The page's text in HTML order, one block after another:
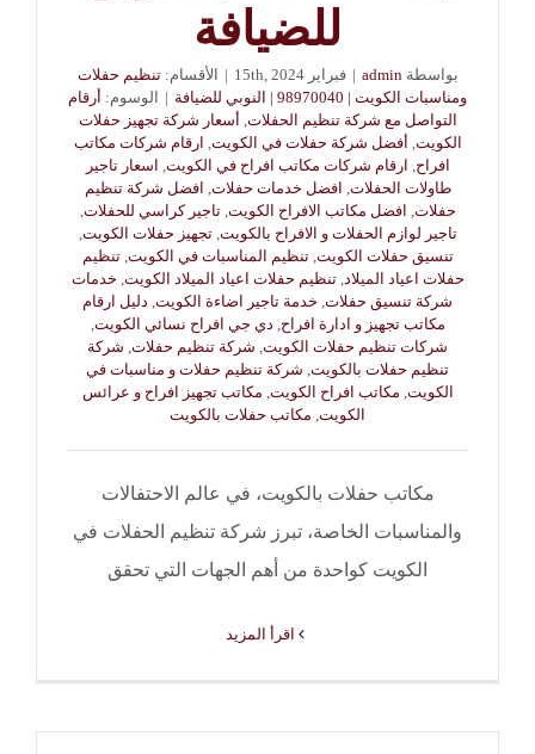
للضيافة
بواسطةadmin
| فبراير 15th, 2024 | الأقسام:تنظيم حفلات
ومناسبات الكويت | 98970040 | النوبي للضيافة
| الوسوم: أرقام
التواصل مع شركة تنظيم الحفلات, أسعار شركة تجهيز حفلات
الكويت, أفضل شركة حفلات في الكويت, ارقام شركات مكاتب
افراح, ارقام شركات مكاتب افراح في الكويت, اسعار تاجير
طاولات الحفلات, افضل خدمات حفلات, افضل شركة تنظيم
حفلات, افضل مكاتب الافراح الكويت,تاجير كراسي للحفلات,
تاجير لوازم الحفلات و الافراح بالكويت,تجهيز حفلات الكويت,
تنسيق حفلات الكويت,تنظيم المناسبات في الكويت,تنظيم
حفلات اعياد الميلاد,تنظيم حفلات اعياد الميلاد الكويت, خدمات
شركة تنسيق حفلات, خدمة تاجير اضاءة الكويت, دليل ارقام
مكاتب تجهيز و ادارة افراح, دي جي افراح نسائي الكويت,
شركات تنظيم حفلات الكويت, شركة تنظيم حفلات, شركة
تنظيم حفلات بالكويت, شركة تنظيم حفلات و مناسبات في
الكويت, مكاتب افراح الكويت, مكاتب تجهيز افراح و عرائس
الكويت, مكاتب حفلات بالكويت
مكاتب حفلات بالكويت، في عالم الاحتفالات
والمناسبات الخاصة، تبرز شركة تنظيم الحفلات في
الكويت كواحدة من أهم الجهات التي تحقق